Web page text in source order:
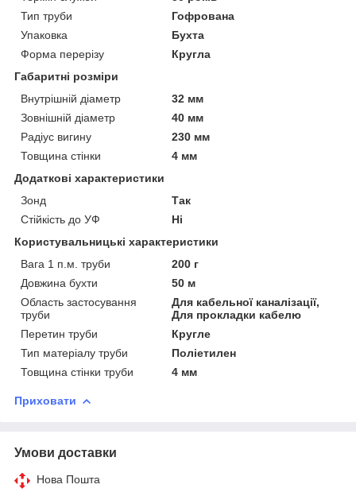
Тип труби
Гофрована
Упаковка
Бухта
Форма перерізу
Кругла
Габаритні розміри
Внутрішній діаметр
32 мм
Зовнішній діаметр
40 мм
Радіус вигину
230 мм
Товщина стінки
4 мм
Додаткові характеристики
Зонд
Так
Стійкість до УФ
Ні
Користувальницькі характеристики
Вага 1 п.м. труби
200 г
Довжина бухти
50 м
Область застосування
труби
Для кабельної каналізації,
Для прокладки кабелю
Перетин труби
Кругле
Тип матеріалу труби
Поліетилен
Товщина стінки труби
4 мм
Приховати
Умови доставки
Нова Пошта